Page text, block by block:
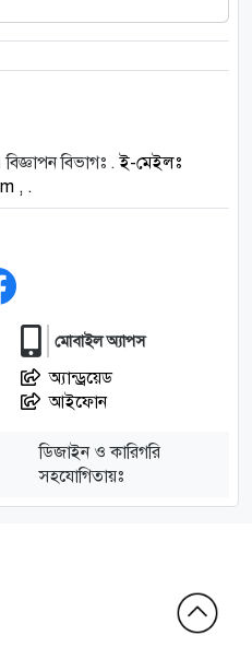
বিভাগঃ .ই-মেইলঃ
, .
মোবাইল অ্যাপস
অ্যান্ড্রয়েড
আইফোন
ডিজাইন ও কারিগরি
সহযোগিতায়ঃ